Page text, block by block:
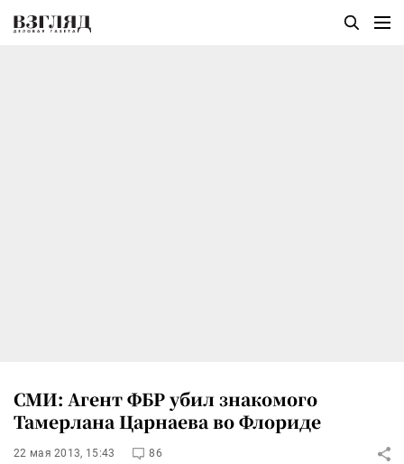
СМИ: Агент ФБР убил знакомого
Тамерлана Царнаева во Флориде
22 мая 2013, 15:43 86